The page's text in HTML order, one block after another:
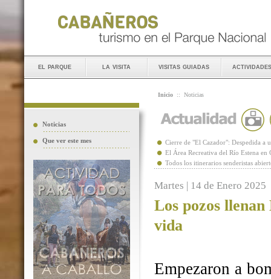
el parque la visita visitas guiadas actividades
Noticias
Que ver este mes
Inicio :: Noticias
Cierre de "El Cazador": Despedida a
El Área Recreativa del Río Estena
Todos los itinerarios senderistas
Martes | 14 de Enero 2025
Los pozos
vida
Empezaron a